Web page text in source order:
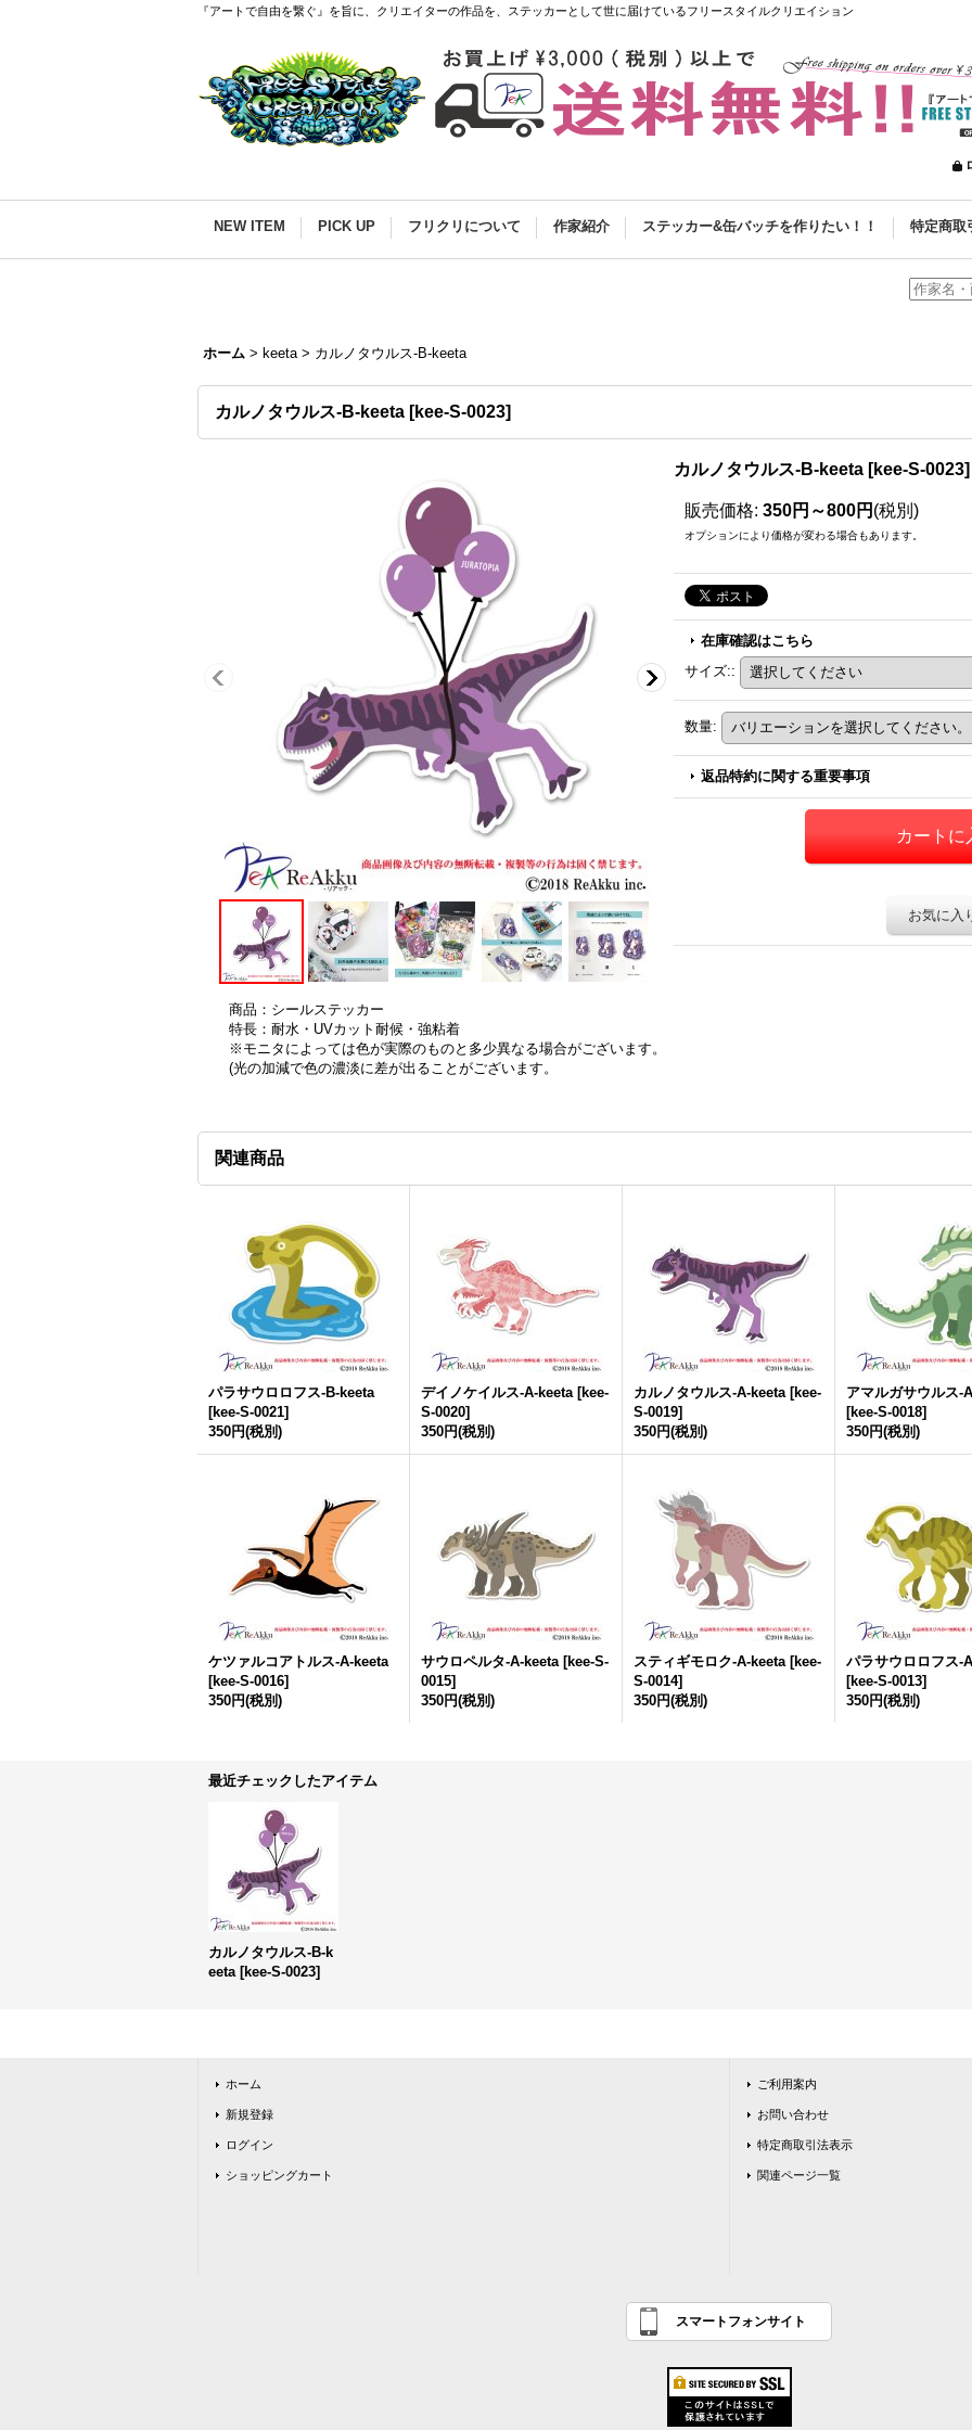
『アートで自由を繋ぐ』を旨に、クリエイターの作品を、ステッカーとして世に届けているフリースタイルクリエイション
NEW ITEM PICK UP フリクリについて 作家紹介 ステッカー&缶バッチを作りたい！！ 特定商取
ホーム > keeta > カルノタウルス-B-keeta
カルノタウルス-B-keeta [kee-S-0023]
カルノタウルス-B-keeta [kee-S-0023]
販売価格: 350円～800円 (税別)
オプションにより価格が変わる場合もあります。
在庫確認はこちら
サイズ::
数量:
返品特約に関する重要事項
お気に入
商品：シールステッカー
特長：耐水・UVカット耐候・強粘着
※モニタによっては色が実際のものと多少異なる場合がございます。
(光の加減で色の濃淡に差が出ることがございます。
関連商品
パラサウロロフス-B-keeta
[kee-S-0021]
350円(税別)
デイノケイルス-A-keeta [kee-
S-0020]
350円(税別)
カルノタウルス-A-keeta [kee-
S-0019]
350円(税別)
アマルガサウルス-
[kee-S-0018]
350円(税別)
ケツァルコアトルス-A-keeta
[kee-S-0016]
350円(税別)
サウロペルタ-A-keeta [kee-S-
0015]
350円(税別)
スティギモロク-A-keeta [kee-
S-0014]
350円(税別)
パラサウロロフス-
[kee-S-0013]
350円(税別)
最近チェックしたアイテム
カルノタウルス-B-k
eeta [kee-S-0023]
ホーム
新規登録
ログイン
ショッピングカート
ご利用案内
お問い合わせ
特定商取引法表示
関連ページ一覧
スマートフォンサイト